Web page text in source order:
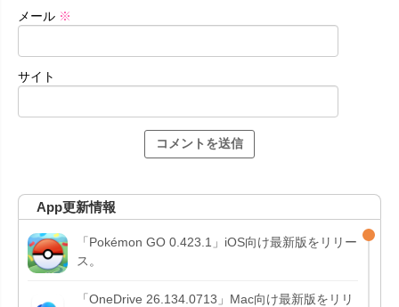
メール ※
サイト
App更新情報
「Pokémon GO 0.423.1」iOS向け最新版をリリー
ス。
「OneDrive 26.134.0713」Mac向け最新版をリリ